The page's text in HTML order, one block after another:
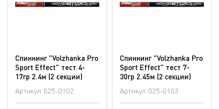
Спиннинг "Volzhanka Pro
Sport Effect" тест 4-
17гр 2.4м (2 секции)
Артикул 025-0102
Спиннинг "Volzhanka Pro
Sport Effect" тест 7-
30гр 2.45м (2 секции)
Артикул 025-0103